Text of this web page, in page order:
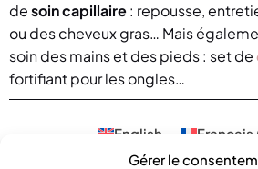
Gérer le
desoin capillaire: repousse,
ou des cheveux gras… Mais
soin des mains et des pieds : set de
fortifiant pour les ongles…
English Français